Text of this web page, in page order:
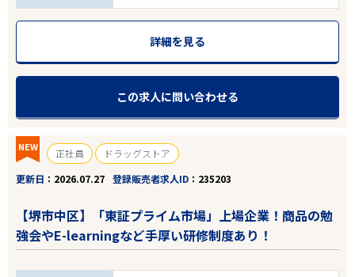
詳細を見る
この求人に問い合わせる
NEW 正社員
ドラッグストア
更新日
2026.07.27 登録販売者求人ID 235203
【堺市中区】「東証プライム市場」上場企業！商品の勉
強会やE-learningなど手厚い研修制度あり！